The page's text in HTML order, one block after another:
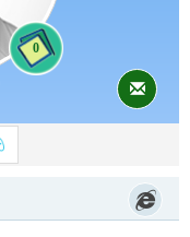
0